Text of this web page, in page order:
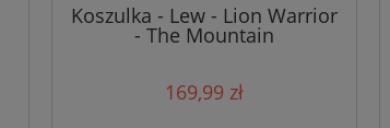
Koszulka - Lew - Lion Warrior
- The Mountain
169,99 zł